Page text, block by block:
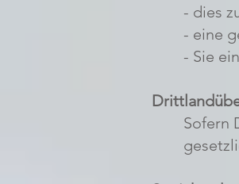
- dies
- eine
- Sie
Sofern